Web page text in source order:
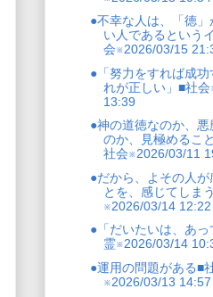
●不幸な人は、「徳」
い人であるという
会※2026/03/15
●「努力をすれば成功
れが正しい」■社
13:39
●神の道徳なのか、悪
のか、見極めるこ
社会※2026/03/11
●だから、よその人が
とを、感じてしま
※2026/03/14 12:22
●「だいたいは、あ
霊※2026/03/14
●運用の問題がある■
※2026/03/13 14:57